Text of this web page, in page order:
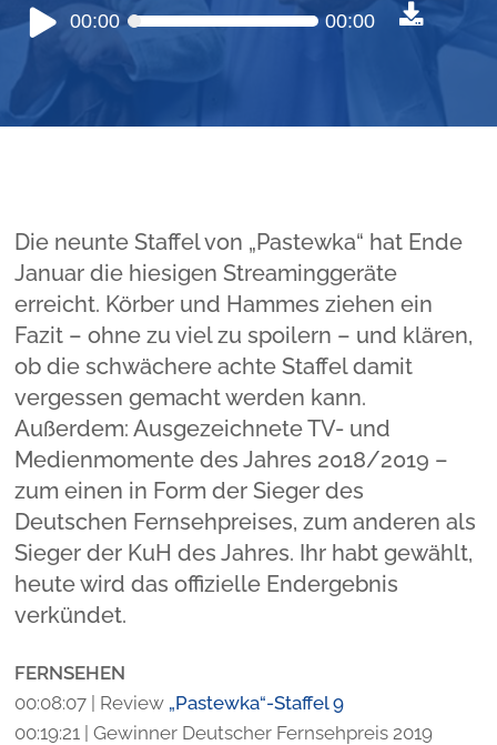
Audio-
Player
00:00 00:00
Die neunte Staffel von „Pastewka“ hat Ende
Januar die hiesigen Streaminggeräte
erreicht. Körber und Hammes ziehen ein
Fazit – ohne zu viel zu spoilern – und klären,
ob die schwächere achte Staffel damit
vergessen gemacht werden kann.
Außerdem: Ausgezeichnete TV- und
Medienmomente des Jahres 2018/2019 –
zum einen in Form der Sieger des
Deutschen Fernsehpreises, zum anderen als
Sieger der KuH des Jahres. Ihr habt gewählt,
heute wird das offizielle Endergebnis
verkündet.
FERNSEHEN
00:08:07 | Review „Pastewka“-Staffel 9
00:19:21 | Gewinner Deutscher Fernsehpreis 2019